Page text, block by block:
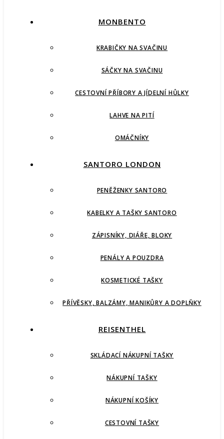
MONBENTO
KRABIČKY NA SVAČINU
SÁČKY NA SVAČINU
CESTOVNÍ PŘÍBORY A JÍDELNÍ HŮLKY
LAHVE NA PITÍ
OMÁČNÍKY
SANTORO LONDON
PENĚŽENKY SANTORO
KABELKY A TAŠKY SANTORO
ZÁPISNÍKY, DIÁŘE, BLOKY
PENÁLY A POUZDRA
KOSMETICKÉ TAŠKY
PŘÍVĚSKY, BALZÁMY, MANIKŮRY A DOPLŇKY
REISENTHEL
SKLÁDACÍ NÁKUPNÍ TAŠKY
NÁKUPNÍ TAŠKY
NÁKUPNÍ KOŠÍKY
CESTOVNÍ TAŠKY